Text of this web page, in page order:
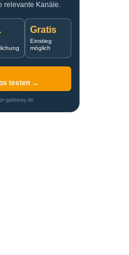
relevante Kanäle.
Gratis
Einstieg
möglich
testen →
pr-gateway.de